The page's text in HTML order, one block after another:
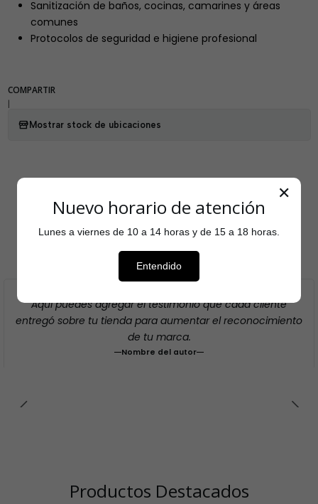
Sanitización de baños, cocinas, camarines y áreas
comunes
Protocolos de seguridad e higiene profesional
COMPARTIR
Mostrar stock de ubicaciones
Testimonios
Aquí puedes agregar el testimonio que cada cliente
entregó sobre tu tienda para aumentar el reconocimiento
de tu marca.
Nombre del autor
Productos Destacados
✕
Nuevo horario de atención
Lunes a viernes de 10 a 14 horas y de 15 a 18 horas.
Entendido